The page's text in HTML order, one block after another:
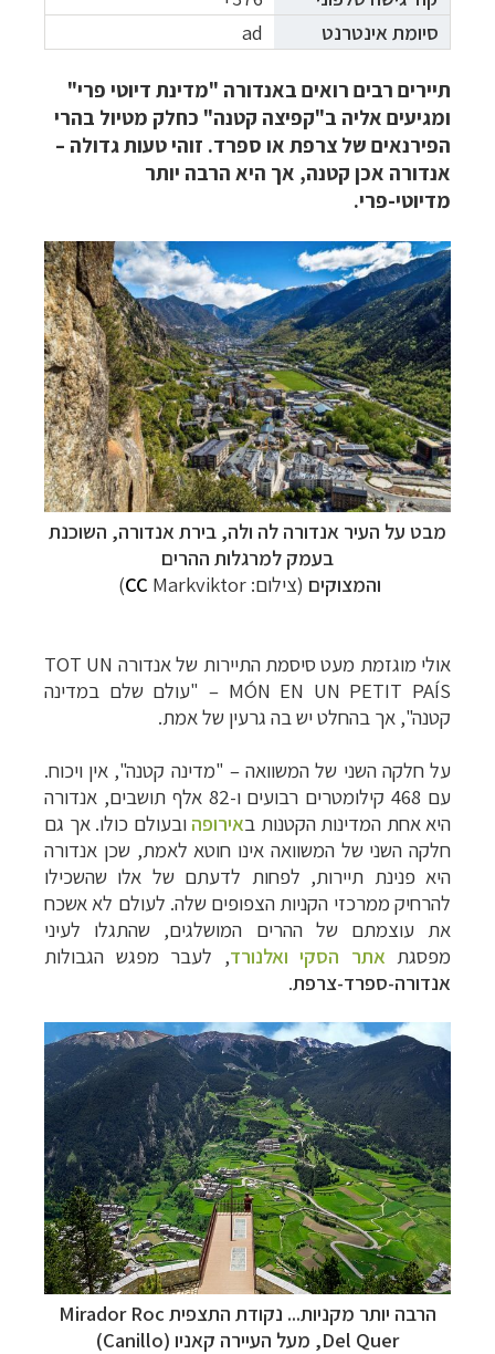
סיומת אינטרנט
ad
תיירים רבים רואים באנדורה "מדינת דיוטי פרי"
ומגיעים אליה ב"קפיצה קטנה" כחלק מטיול בהרי
הפירנאים של צרפת או ספרד. זוהי טעות גדולה –
אנדורה אכן קטנה, אך היא הרבה יותר
מדיוטי-פרי.
מבט על העיר אנדורה לה ולה, בירת אנדורה, השוכנת
בעמק למרגלות ההרים
והמצוקים (צילום: CC Markviktor)
אולי מוגזמת מעט סיסמת התיירות של אנדורה TOT UN
MÓN EN UN PETIT PAÍS – "עולם שלם במדינה
קטנה", אך בהחלט יש בה גרעין של אמת.
על חלקה השני של המשוואה– "מדינה קטנה", אין ויכוח.
עם 468 קילומטרים רבועים ו-82 אלף תושבים, אנדורה
היא אחת המדינות הקטנות באירופה ובעולם כולו. אך גם
חלקה השני של המשוואה אינו חוטא לאמת, שכן אנדורה
היא פנינת תיירות, לפחות לדעתם של אלו שהשכילו
להרחיק ממרכזי הקניות הצפופים שלה. לעולם לא אשכח
את עוצמתם של ההרים המושלגים, שהתגלו לעיני
מפסגת אתר הסקי ואלנורד, לעבר מפגש הגבולות
אנדורה-ספרד-צרפת.
הרבה יותר מקניות... נקודת התצפית Mirador Roc
Del Quer, מעל העיירה קאניו (Canillo)
מסלולים מוכנים ל-11 יעדים
»
קרוזים והפלגות נופשלחצו לרשימת היעדים »
תכנון טיולים לאמריקה הצפונית לחצו לרשימת
היעדים »